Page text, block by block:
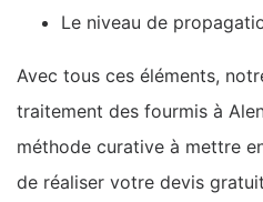
Le niveau de
Avec tous ces éléments,
traitement des fourmis à
méthode curative à mettre
de réaliser votre devis